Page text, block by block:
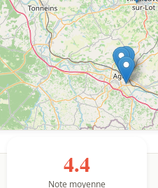
4.4
Note moyenne